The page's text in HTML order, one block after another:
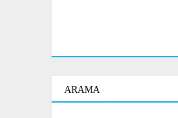
ARAMA